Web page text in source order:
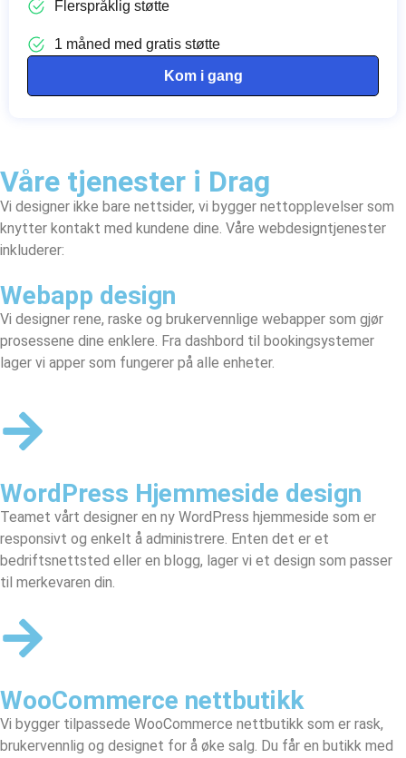
Flerspråklig støtte
1 måned med gratis støtte
Kom i gang
Våre tjenester i Drag
Vi designer ikke bare nettsider, vi bygger nettopplevelser som
knytter kontakt med kundene dine. Våre webdesigntjenester
inkluderer:
Webapp design
Vi designer rene, raske og brukervennlige webapper som gjør
prosessene dine enklere. Fra dashbord til bookingsystemer
lager vi apper som fungerer på alle enheter.
WordPress Hjemmeside design
Teamet vårt designer en ny WordPress hjemmeside som er
responsivt og enkelt å administrere. Enten det er et
bedriftsnettsted eller en blogg, lager vi et design som passer
til merkevaren din.
WooCommerce nettbutikk
Vi bygger tilpassede WooCommerce nettbutikk som er rask,
brukervennlig og designet for å øke salg. Du får en butikk med